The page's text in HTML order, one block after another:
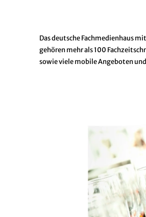
Das deutsche Fachmedienhaus
gehören mehr als 100
sowie viele mobile Angeboten